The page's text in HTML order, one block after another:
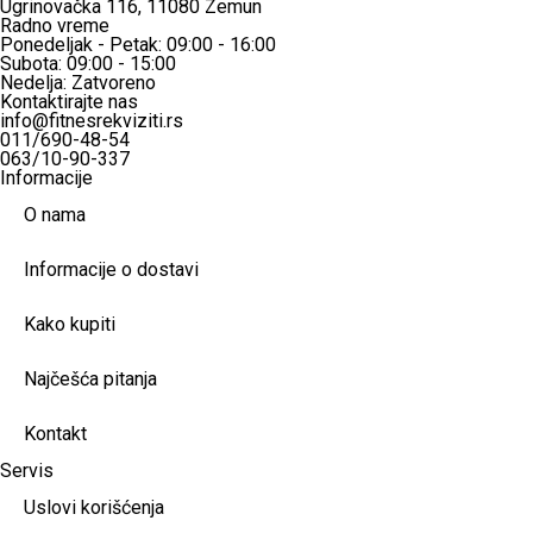
Ugrinovačka 116, 11080 Zemun
Radno vreme
Ponedeljak - Petak: 09:00 - 16:00
Subota: 09:00 - 15:00
Nedelja: Zatvoreno
Kontaktirajte nas
info@fitnesrekviziti.rs
011/690-48-54
063/10-90-337
Informacije
O nama
Informacije o dostavi
Kako kupiti
Najčešća pitanja
Kontakt
Servis
Uslovi korišćenja